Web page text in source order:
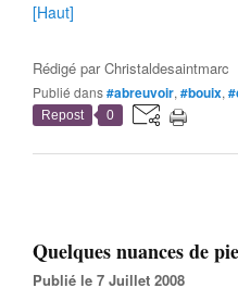
[Haut]
Rédigé parChristaldesaintmarc
Publié dans#abreuvoir, #bouix,
Repost 0
Quelques nuances de
Publié le 7 Juillet 2008